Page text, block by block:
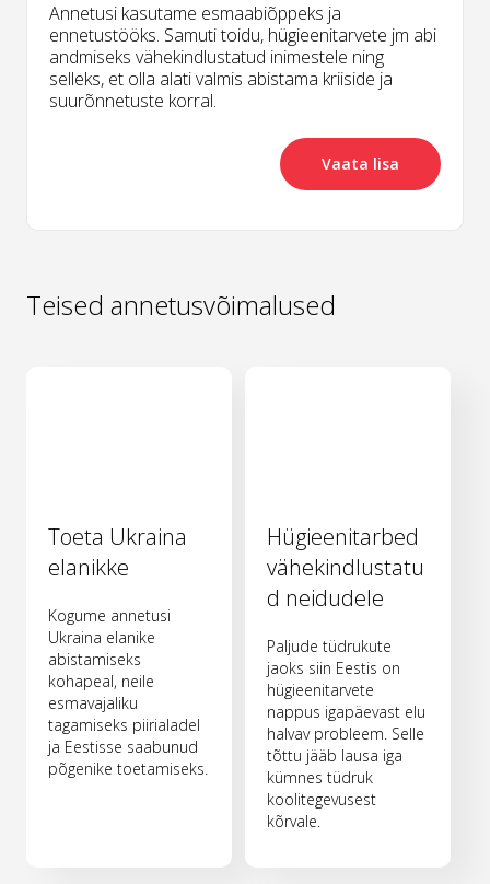
Annetusi kasutame esmaabiõppeks ja
ennetustööks. Samuti toidu, hügieenitarvete jm abi
andmiseks vähekindlustatud inimestele ning
selleks, et olla alati valmis abistama kriiside ja
suurõnnetuste korral.
Vaata lisa
Teised annetusvõimalused
Toeta Ukraina
elanikke
Kogume annetusi
Ukraina elanike
abistamiseks
kohapeal, neile
esmavajaliku
tagamiseks piirialadel
ja Eestisse saabunud
põgenike toetamiseks.
Hügieenitarbed
vähekindlustatu
d neidudele
Paljude tüdrukute
jaoks siin Eestis on
hügieenitarvete
nappus igapäevast elu
halvav probleem. Selle
tõttu jääb lausa iga
kümnes tüdruk
koolitegevusest
kõrvale.